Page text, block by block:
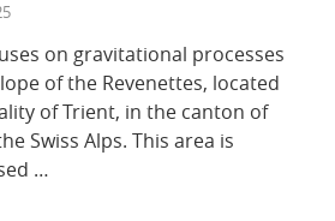
on gravitational processes
of the Revenettes, located
of Trient, in the canton of
Swiss Alps. This area is
…